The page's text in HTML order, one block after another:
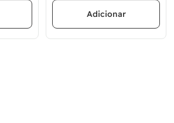
Adicionar